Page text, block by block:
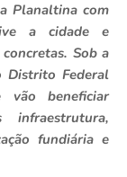
Planaltina com
a cidade e
Sob a
Distrito Federal
vão beneficiar
fundiária e